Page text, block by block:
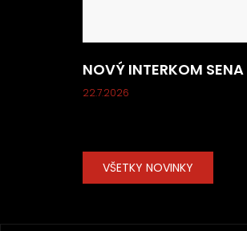
NOVÝ INTERKOM
22.7.2026
VŠETKY NOVINKY